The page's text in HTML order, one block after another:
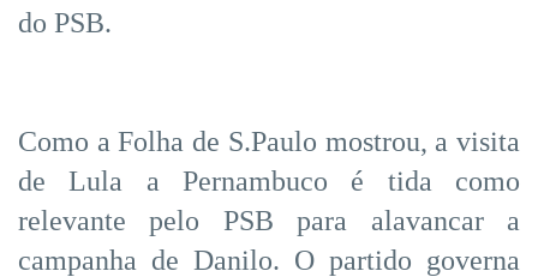
do PSB.
Como a Folha de S.Paulo mostrou, a visita
de Lula a Pernambuco é tida como
relevante pelo PSB para alavancar a
campanha de Danilo. O partido governa